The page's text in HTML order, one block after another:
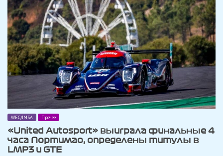
WEC/IMSA Прочее
«United Autosport» выиграла финальные 4
часа Портимао, определены титулы в
LMP3 и GTE